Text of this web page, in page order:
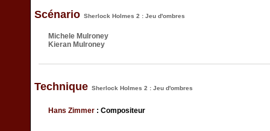
Scénario Sherlock Holmes 2 : Jeu d'ombres
Michele Mulroney
Kieran Mulroney
Technique Sherlock Holmes 2 : Jeu d'ombres
Hans Zimmer : Compositeur